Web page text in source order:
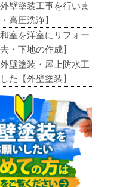
壁塗装工事を行いま
高圧洗浄】
室を洋室にリフォー
・下地の作成】
壁塗装・屋上防水工
た【外壁塗装】